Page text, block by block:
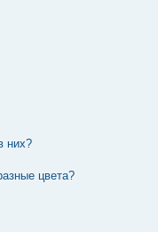
них?
цвета?